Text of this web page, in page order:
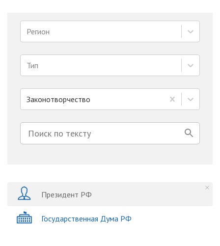
Регион
Тип
Законотворчество
Президент РФ
Государственная Дума РФ